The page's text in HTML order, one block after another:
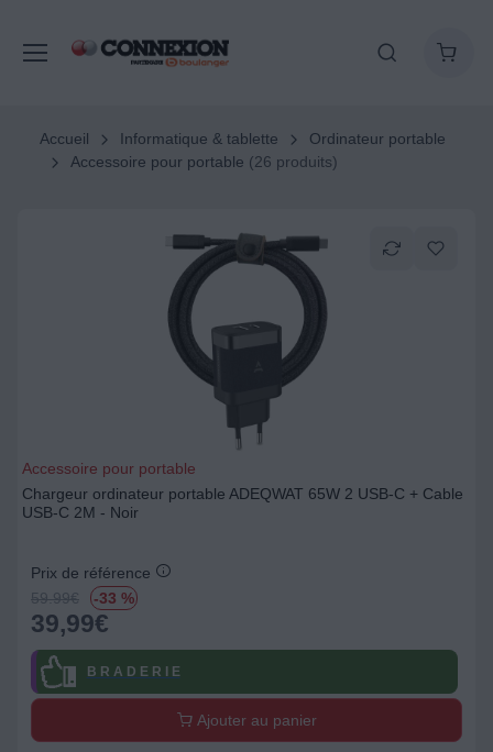
Accueil Informatique & tablette
Ordinateur portable
Accessoire pour portable (26 produits)
Accessoire pour portable
Chargeur ordinateur portable ADEQWAT 65W 2 USB-C + Cable
USB-C 2M - Noir
Prix de référence
59.99€ -33 %
39,99€
B R A D E R I E
Ajouter au panier